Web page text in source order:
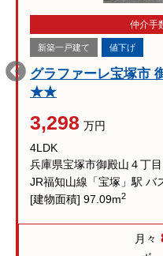
仲介手
新築一戸建て 値下げ
グラファーレ宝塚市
★★
3,298 万円
4LDK
兵庫県宝塚市御殿山４丁目
JR福知山線「宝塚」駅 バ
[建物面積] 97.09m2
月々